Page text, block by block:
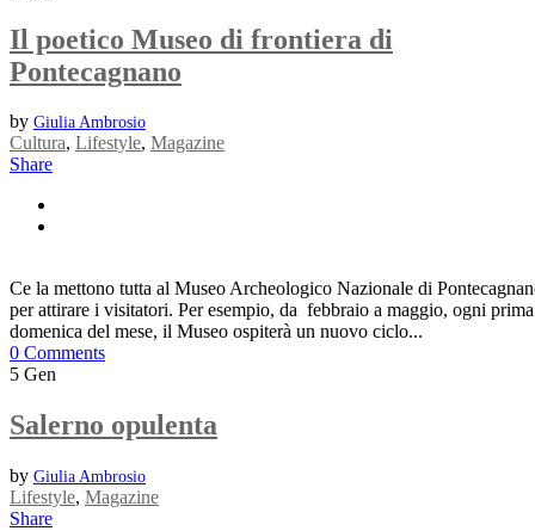
Il poetico Museo di frontiera di
Pontecagnano
by Giulia Ambrosio
Cultura, Lifestyle, Magazine
Share
Ce la mettono tutta al Museo Archeologico Nazionale di
per attirare i visitatori. Per esempio, da febbraio a maggio, ogni prima
domenica del mese, il Museo ospiterà un nuovo ciclo...
0 Comments
5 Gen
Salerno opulenta
by Giulia Ambrosio
Lifestyle, Magazine
Share